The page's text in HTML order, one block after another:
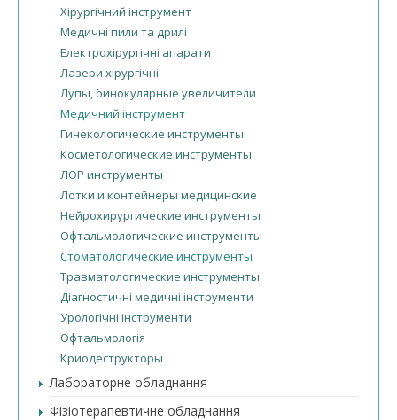
Хірургічний інструмент
Медичні пили та дрилі
Електрохірургічні апарати
Лазери хірургічні
Лупы, бинокулярные увеличители
Медичний інструмент
Гинекологические инструменты
Косметологические инструменты
ЛОР инструменты
Лотки и контейнеры медицинские
Нейрохирургические инструменты
Офтальмологические инструменты
Стоматологические инструменты
Травматологические инструменты
Діагностичні медичні інструменти
Урологічні інструменти
Офтальмологія
Криодеструкторы
Лабораторне обладнання
Фізіотерапевтичне обладнання